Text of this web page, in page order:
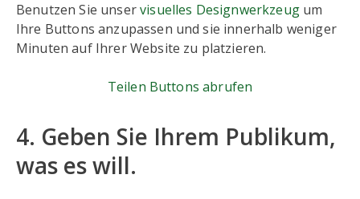
Benutzen Sie unservisuelles Designwerkzeugum
Ihre Buttons anzupassen und sie innerhalb weniger
Minuten auf Ihrer Website zu platzieren.
Teilen Buttons abrufen
4. Geben Sie Ihrem Publikum,
was es will.